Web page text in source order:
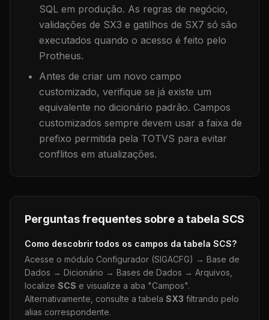
SQL em produção. As regras de negócio,
validações de SX3 e gatilhos de SX7 só são
executados quando o acesso é feito pelo
Protheus.
Antes de criar um novo campo
customizado, verifique se já existe um
equivalente no dicionário padrão. Campos
customizados sempre devem usar a faixa de
prefixo permitida pela TOTVS para evitar
conflitos em atualizações.
Perguntas frequentes sobre a tabela SCS
Como descobrir todos os campos da tabela SCS?
Acesse o módulo Configurador (SIGACFG) → Base de
Dados → Dicionário → Bases de Dados → Arquivos,
localize SCS e visualize a aba "Campos".
Alternativamente, consulte a tabela SX3 filtrando pelo
alias correspondente.